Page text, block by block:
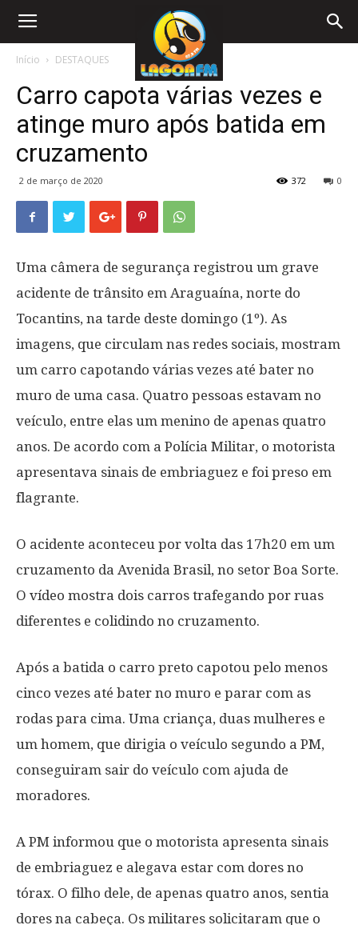
Início DESTAQUES
Carro capota várias vezes e
atinge muro após batida em
cruzamento
2 de março de 2020 0
372
Uma câmera de segurança registrou um grave
acidente de trânsito em Araguaína, norte do
Tocantins, na tarde deste domingo (1º). As
imagens, que circulam nas redes sociais, mostram
um carro capotando várias vezes até bater no
muro de uma casa. Quatro pessoas estavam no
veículo, entre elas um menino de apenas quatro
anos. De acordo com a Polícia Militar, o motorista
apresentava sinais de embriaguez e foi preso em
flagrante.
O acidente aconteceu por volta das 17h20 em um
cruzamento da Avenida Brasil, no setor Boa Sorte.
O vídeo mostra dois carros trafegando por ruas
diferentes e colidindo no cruzamento.
Após a batida o carro preto capotou pelo menos
cinco vezes até bater no muro e parar com as
rodas para cima. Uma criança, duas mulheres e
um homem, que dirigia o veículo segundo a PM,
conseguiram sair do veículo com ajuda de
moradores.
A PM informou que o motorista apresenta sinais
de embriaguez e alegava estar com dores no
tórax. O filho dele, de apenas quatro anos, sentia
dores na cabeça. Os militares solicitaram que o